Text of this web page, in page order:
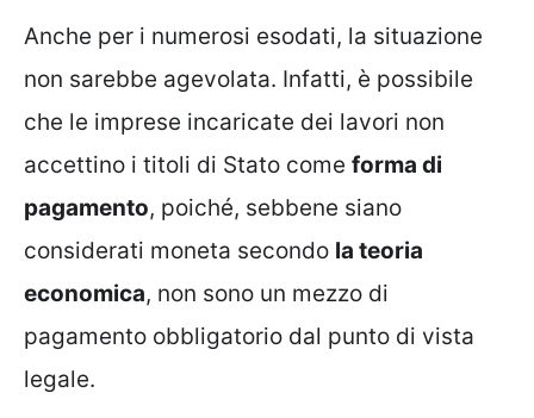
Anche per i numerosi esodati, la situazione
non sarebbe agevolata. Infatti, è possibile
che le imprese incaricate dei lavori non
accettino i titoli di Stato come forma di
pagamento, poiché, sebbene siano
considerati moneta secondo la teoria
economica, non sono un mezzo di
pagamento obbligatorio dal punto di vista
legale.